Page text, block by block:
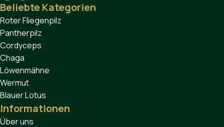
Beliebte Kategorien
Roter Fliegenpilz
Pantherpilz
Cordyceps
Chaga
Löwenmähne
Wermut
Blauer Lotus
Informationen
Über uns